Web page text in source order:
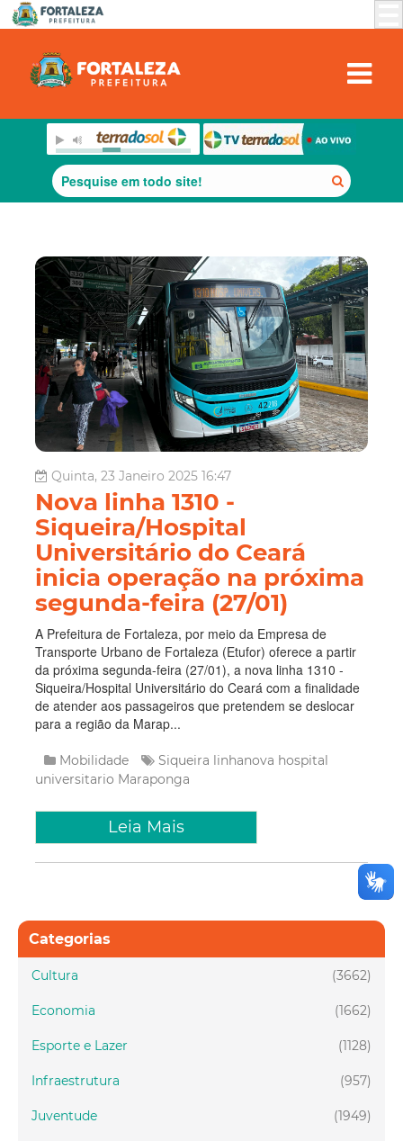
Quinta, 23 Janeiro 2025 16:47
Nova linha 1310 -
Siqueira/Hospital
Universitário do Ceará
inicia operação na próxima
segunda-feira (27/01)
A Prefeitura de Fortaleza, por meio da Empresa de
Transporte Urbano de Fortaleza (Etufor) oferece a partir
da próxima segunda-feira (27/01), a nova linha 1310 -
Siqueira/Hospital Universitário do Ceará com a finalidade
de atender aos passageiros que pretendem se deslocar
para a região da Marap...
Mobilidade Siqueira linhanova hospital
universitario Maraponga
Leia Mais
Categorias
(3662)
Cultura
(1662)
Economia
(1128)
Esporte e Lazer
(957)
Infraestrutura
(1949)
Juventude